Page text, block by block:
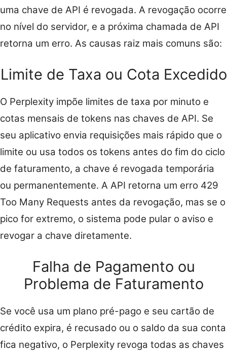
uma chave de API é revogada. A revogação ocorre
no nível do servidor, e a próxima chamada de API
retorna um erro. As causas raiz mais comuns são:
Limite de Taxa ou Cota Excedido
O Perplexity impõe limites de taxa por minuto e
cotas mensais de tokens nas chaves de API. Se
seu aplicativo envia requisições mais rápido que o
limite ou usa todos os tokens antes do fim do ciclo
de faturamento, a chave é revogada temporária
ou permanentemente. A API retorna um erro 429
Too Many Requests antes da revogação, mas se o
pico for extremo, o sistema pode pular o aviso e
revogar a chave diretamente.
Falha de Pagamento ou
Problema de Faturamento
Se você usa um plano pré-pago e seu cartão de
crédito expira, é recusado ou o saldo da sua conta
fica negativo, o Perplexity revoga todas as chaves